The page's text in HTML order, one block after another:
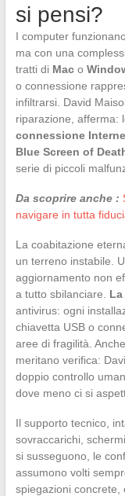
si pensi?
I computer
ma con una
tratti di Maco
o connessione
infiltrarsi. David
riparazione, afferma:
connessione
Blue Screen of
serie di piccoli
Da scoprire anche :
navigare in tutta
La coabitazione
un terreno instabile.
aggiornamento non
a tutto sbilanciare.
antivirus: ogni
chiavetta USB o
aree di fragilità.
meritano verifica:
doppio controllo
dove meno ci si
Il supporto tecnico,
sovraccarichi,
si susseguono, le
assumono volti
spiegazioni concrete,